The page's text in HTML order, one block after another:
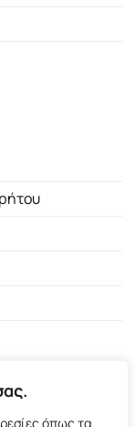
όπως τα